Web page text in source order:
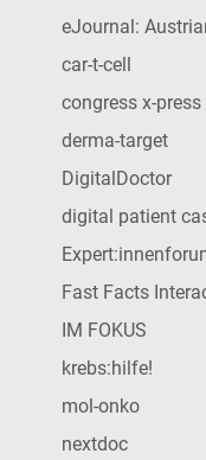
eJournal:
car-t-cell
congress x-press
derma-target
DigitalDoctor
digital patient
Fast Facts
IM FOKUS
krebs:hilfe!
mol-onko
nextdoc